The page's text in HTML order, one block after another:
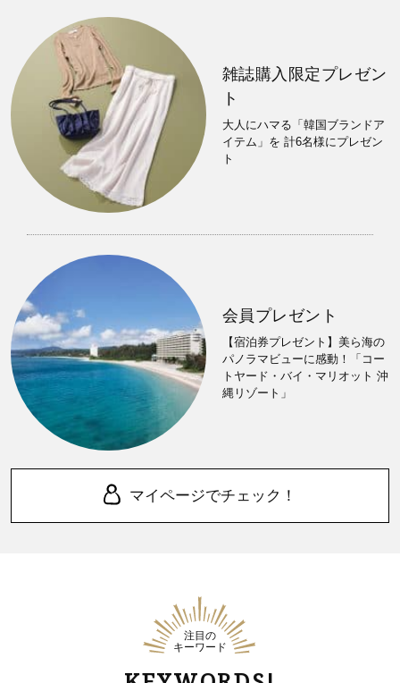
雑誌購入限定プレゼン
ト
大人にハマる「韓国ブランドア
イテム」を 計6名様にプレゼン
ト
会員プレゼント
【宿泊券プレゼント】美ら海の
パノラマビューに感動！「コー
トヤード・バイ・マリオット 沖
縄リゾート」
マイページでチェック！
注目の
キーワード